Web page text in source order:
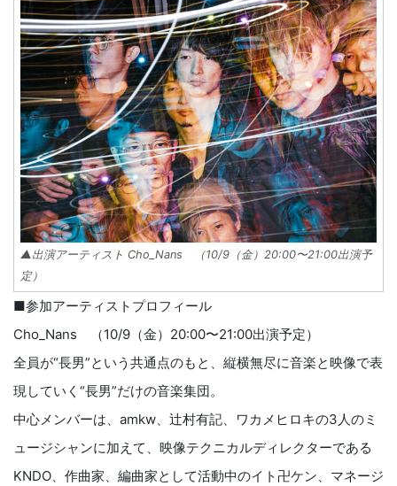
▲出演アーティスト Cho_Nans （10/9（金）20:00〜21:00出演予
定）
■参加アーティストプロフィール
Cho_Nans （10/9（金）20:00〜21:00出演予定）
全員が“長男”という共通点のもと、縦横無尽に音楽と映像で表
現していく“長男”だけの音楽集団。
中心メンバーは、amkw、辻村有記、ワカメヒロキの3人のミ
ュージシャンに加えて、映像テクニカルディレクターである
KNDO、作曲家、編曲家として活動中のイト卍ケン、マネージ